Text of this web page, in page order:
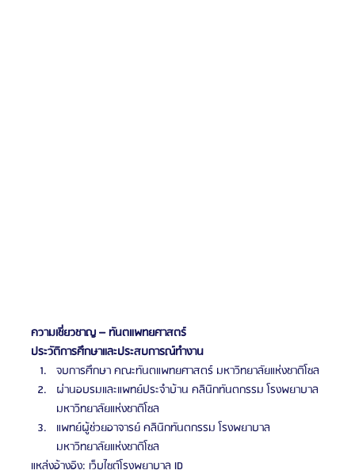
ความเชี่ยวชาญ – ทันตแพทยศาสตร์
ประวัติการศึกษาและประสบการณ์ทำงาน
จบการศึกษา คณะทันตแพทยศาสตร์ มหาวิทยาลัยแห่งชาติโซล
ผ่านอบรมและแพทย์ประจำบ้าน คลินิกทันตกรรม โรงพยาบาล
มหาวิทยาลัยแห่งชาติโซล
แพทย์ผู้ช่วยอาจารย์ คลินิกทันตกรรม โรงพยาบาล
มหาวิทยาลัยแห่งชาติโซล
แหล่งอ้างอิง: เว็บไซต์โรงพยาบาล ID